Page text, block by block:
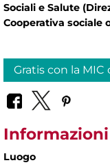
Sociali e Salute
Cooperativa sociale
Gratis con la MIC
Informazioni
Luogo